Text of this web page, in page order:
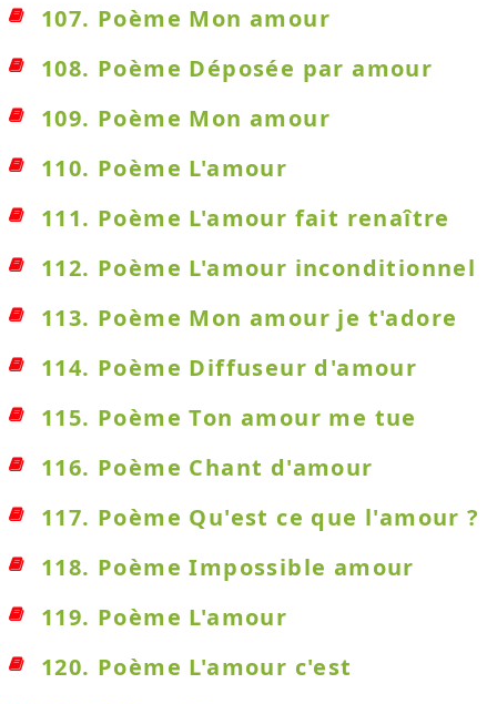
107. Poème Mon amour
108. Poème Déposée par amour
109. Poème Mon amour
110. Poème L'amour
111. Poème L'amour fait renaître
112. Poème L'amour inconditionnel
113. Poème Mon amour je t'adore
114. Poème Diffuseur d'amour
115. Poème Ton amour me tue
116. Poème Chant d'amour
117. Poème Qu'est ce que l'amour ?
118. Poème Impossible amour
119. Poème L'amour
120. Poème L'amour c'est